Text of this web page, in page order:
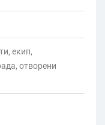
, екип,
, отворени